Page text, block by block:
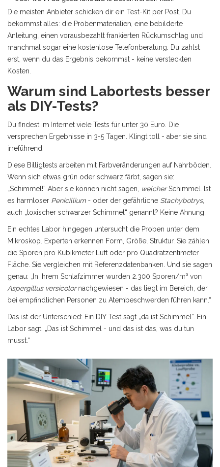
Die meisten Anbieter schicken dir ein Test-Kit per Post. Du
bekommst alles: die Probenmaterialien, eine bebilderte
Anleitung, einen vorausbezahlt frankierten Rückumschlag und
manchmal sogar eine kostenlose Telefonberatung. Du zahlst
erst, wenn du das Ergebnis bekommst - keine versteckten
Kosten.
Warum sind Labortests besser
als DIY-Tests?
Du findest im Internet viele Tests für unter 30 Euro. Die
versprechen Ergebnisse in 3-5 Tagen. Klingt toll - aber sie sind
irreführend.
Diese Billigtests arbeiten mit Farbveränderungen auf Nährböden.
Wenn sich etwas grün oder schwarz färbt, sagen sie:
„Schimmel!“ Aber sie können nicht sagen,
welcherSchimmel. Ist
es harmloser Penicillium- oder der gefährliche Stachybotrys,
auch „toxischer schwarzer Schimmel“ genannt? Keine Ahnung.
Ein echtes Labor hingegen untersucht die Proben unter dem
Mikroskop. Experten erkennen Form, Größe, Struktur. Sie zählen
die Sporen pro Kubikmeter Luft oder pro Quadratzentimeter
Fläche. Sie vergleichen mit Referenzdatenbanken. Und sie sagen
genau: „In Ihrem Schlafzimmer wurden 2.300 Sporen/m³ von
Aspergillus versicolornachgewiesen - das liegt im Bereich, der
bei empfindlichen Personen zu Atembeschwerden führen kann.“
Das ist der Unterschied: Ein DIY-Test sagt „da ist Schimmel“. Ein
Labor sagt: „Das ist Schimmel - und das ist das, was du tun
musst.“